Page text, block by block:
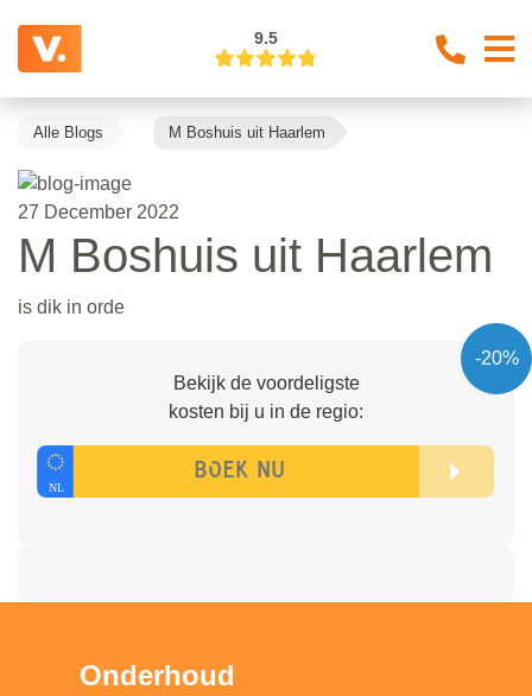
9.5
Alle Blogs M Boshuis uit Haarlem
27 December 2022
M Boshuis uit Haarlem
is dik in orde
-20%
Bekijk de voordeligste
kosten bij u in de regio:
Onderhoud